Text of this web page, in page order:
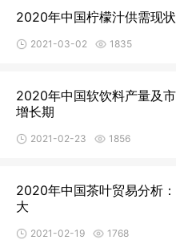
2020年中国柠檬汁供需现
2021-03-02 1835
2020年中国软饮料产量及
增长期
2021-02-23 1856
2020年中国茶叶贸易分析
大
2021-02-19 1768